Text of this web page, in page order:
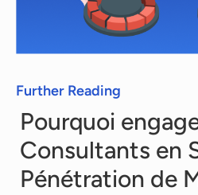
Further Reading
Pourquoi
Consultants en
Pénétration de